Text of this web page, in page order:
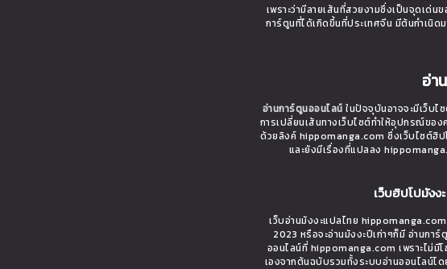
เพราะว่ามีลายเส้นที่สวยงามซึ่งเป็นจุดเด่
การ์ตูนที่ได้เกิดขึ้นที่ประเทศจีน มีต้นกำเนิ
อ่า
อ่านการ์ตูนออนไลน์ ในปัจจุบันอาจจะมีเว็บไ
การเปลี่ยนเส้นทางเว็บไซต์ทำให้อุปกรณ์ขอ
ด้วยลิงค์ hippomanga.com ซึ่งเว็บไซต์ฮิป
และยังมีเรื่องที่แปลลง
เว็บฮิปโปมังง
เว็บอ่านมังงะแปลไทย
2023 หรือจะอ่านมังงะปีเก่าๆก็มี อ่านกา
ออนไลน์ที่ hippomanga.com เพราะไม่มี
เองจากต้นฉบับรวมทั้งระบบอ่านออนไลน์โ